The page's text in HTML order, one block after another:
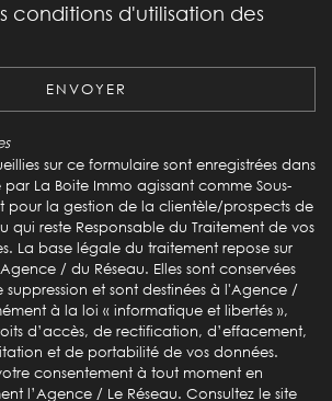
453 316
locataires)
33,54 %
conditions d'utilisation des
ENVOYER
sur ce formulaire sont enregistrées dans
La Boite Immo agissant comme Sous-
pour la gestion de la clientèle/prospects de
qui reste Responsable du Traitement de vos
La base légale du traitement repose sur
/ du Réseau. Elles sont conservées
et sont destinées à l'Agence /
à la loi « informatique et libertés »,
d’accès, de rectification, d’effacement,
et de portabilité de vos données.
consentement à tout moment en
l’Agence / Le Réseau. Consultez le site